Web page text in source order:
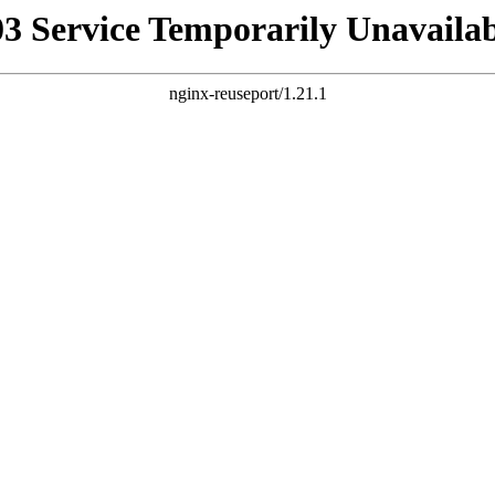
Service Temporarily
nginx-reuseport/1.21.1